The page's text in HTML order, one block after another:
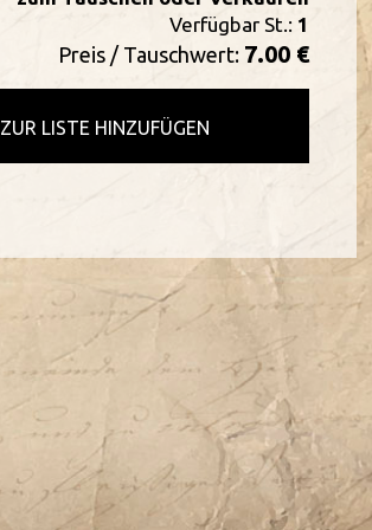
Verfügbar St.: 1
Preis / Tauschwert: 7.00 €
ZUR LISTE HINZUFÜGEN